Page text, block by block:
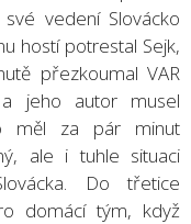
vedení Slovácko
hostí potrestal Sejk,
přezkoumal VAR
jeho autor musel
měl za pár minut
ale i tuhle situaci
Do třetice
domácí tým, když